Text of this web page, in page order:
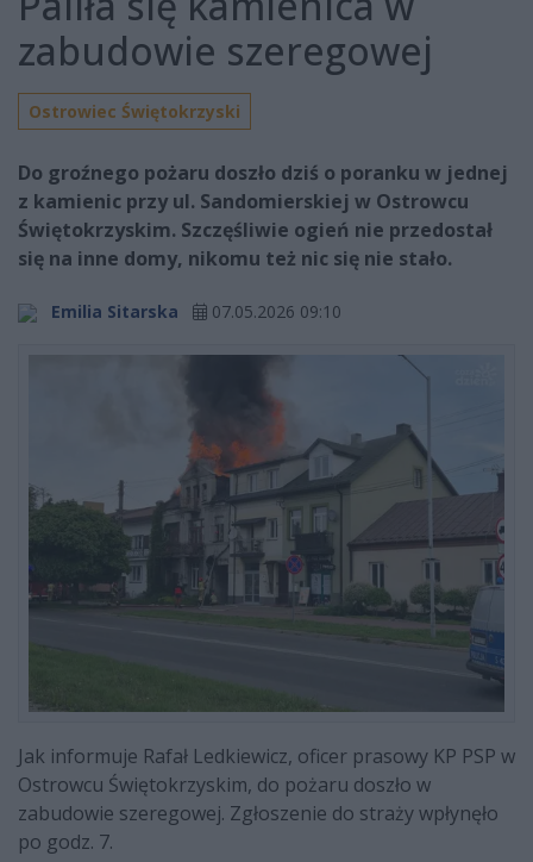
zabudowie szeregowej
Ostrowiec Świętokrzyski
Do groźnego pożaru doszło dziś o poranku w jednej
z kamienic przy ul. Sandomierskiej w Ostrowcu
Świętokrzyskim. Szczęśliwie ogień nie przedostał
się na inne domy, nikomu też nic się nie stało.
Emilia Sitarska 07.05.2026 09:10
Jak informuje Rafał Ledkiewicz, oficer prasowy KP PSP w
Ostrowcu Świętokrzyskim, do pożaru doszło w
zabudowie szeregowej. Zgłoszenie do straży wpłynęło
po godz. 7.